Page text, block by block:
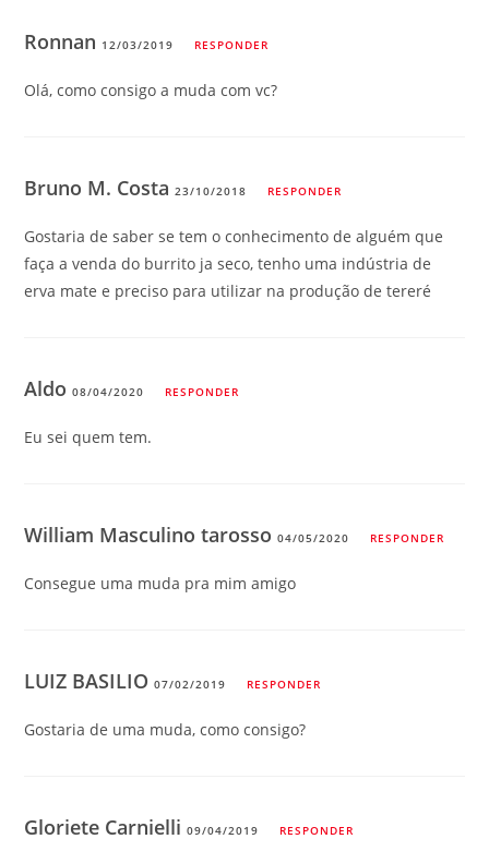
Ronnan 12/03/2019 RESPONDER
Olá, como consigo a muda com vc?
Bruno M. Costa23/10/2018 RESPONDER
Gostaria de saber se tem o conhecimento de alguém que
faça a venda do burrito ja seco, tenho uma indústria de
erva mate e preciso para utilizar na produção de tereré
Aldo08/04/2020 RESPONDER
Eu sei quem tem.
William Masculino tarosso04/05/2020 RESPONDER
Consegue uma muda pra mim amigo
LUIZ BASILIO07/02/2019 RESPONDER
Gostaria de uma muda, como consigo?
Gloriete Carnielli09/04/2019 RESPONDER